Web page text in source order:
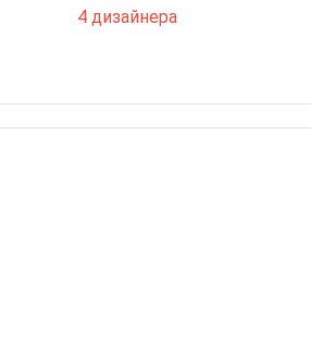
4 дизайнера